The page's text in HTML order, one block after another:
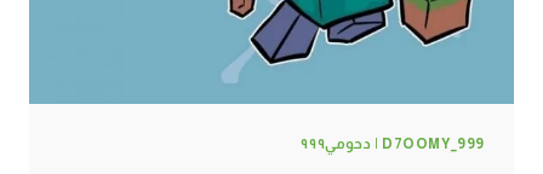
D7OOMY_999 | دحومي٩٩٩